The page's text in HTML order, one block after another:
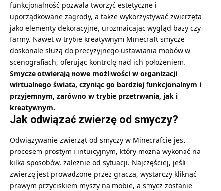
funkcjonalność pozwala tworzyć estetyczne i
uporządkowane zagrody, a także wykorzystywać zwierzęta
jako elementy dekoracyjne, urozmaicając wygląd bazy czy
farmy. Nawet w trybie kreatywnym Minecraft smycze
doskonale służą do precyzyjnego ustawiania mobów w
scenografiach, oferując kontrolę nad ich położeniem.
Smycze otwierają nowe możliwości w organizacji
wirtualnego świata, czyniąc go bardziej funkcjonalnym i
przyjemnym, zarówno w trybie przetrwania, jak i
kreatywnym.
Jak odwiązać zwierzę od smyczy?
Odwiązywanie zwierząt od smyczy w Minecrafcie jest
procesem prostym i intuicyjnym, który można wykonać na
kilka sposobów, zależnie od sytuacji. Najczęściej, jeśli
zwierzę jest prowadzone przez gracza, wystarczy kliknąć
prawym przyciskiem myszy na mobie, a smycz zostanie